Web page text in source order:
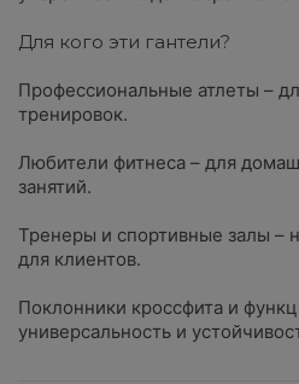
Для кого эти гантели?
Профессиональные атлеты –
тренировок.
Любители фитнеса – для
занятий.
Тренеры и спортивные залы –
для клиентов.
Поклонники кроссфита и
универсальность и